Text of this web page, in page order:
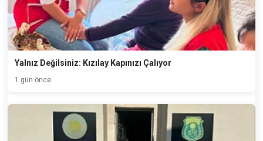
Yalnız Değilsiniz: Kızılay Kapınızı Çalıyor
1 gün önce